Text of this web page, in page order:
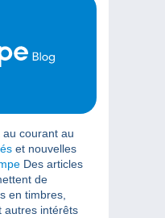
courant au
et nouvelles
Des articles
de
en timbres,
autres intérêts